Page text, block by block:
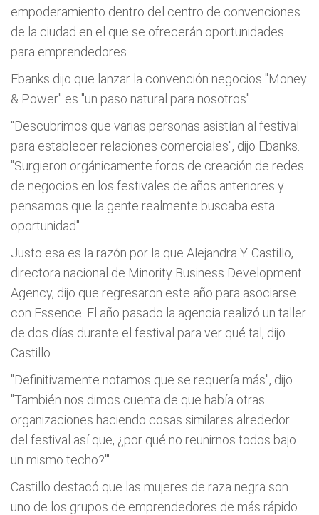
empoderamiento dentro del centro de convenciones
de la ciudad en el que se ofrecerán oportunidades
para emprendedores.
Ebanks dijo que lanzar la convención negocios "Money
& Power" es "un paso natural para nosotros".
"Descubrimos que varias personas asistían al festival
para establecer relaciones comerciales", dijo Ebanks.
"Surgieron orgánicamente foros de creación de redes
de negocios en los festivales de años anteriores y
pensamos que la gente realmente buscaba esta
oportunidad".
Justo esa es la razón por la que Alejandra Y. Castillo,
directora nacional de Minority Business Development
Agency, dijo que regresaron este año para asociarse
con Essence. El año pasado la agencia realizó un taller
de dos días durante el festival para ver qué tal, dijo
Castillo.
"Definitivamente notamos que se requería más", dijo.
"También nos dimos cuenta de que había otras
organizaciones haciendo cosas similares alrededor
del festival así que, ¿por qué no reunirnos todos bajo
un mismo techo?'''.
Castillo destacó que las mujeres de raza negra son
uno de los grupos de emprendedores de más rápido